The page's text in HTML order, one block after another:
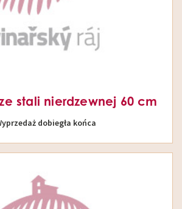
stali nierdzewnej 60 cm
dobiegła końca